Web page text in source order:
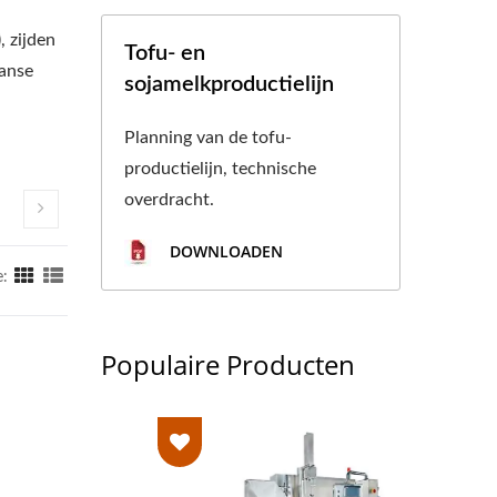
zijden
Tofu- en
sojamelkproductielijn
Planning van de tofu-
productielijn, technische
overdracht.
DOWNLOADEN
Populaire Producten